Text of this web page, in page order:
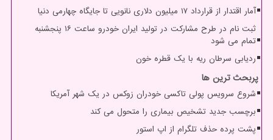
آمار اقتدار از قرارداد ۱۷ میلیون دلاری نانویی تا جایگاه چهارمی دنیا
ثبت نام در طرح مشارکت در تولید ایران خودرو ساعت ۱۶ پنجشنبه
تمام می شود
ردیابی سرطان ریه با یک قطره خون
پربحث ترین ها
شروع سرویس پولی تاکسی خودران زوکس در یک شهر آمریکا
برچسب جدید تشخیص بیماری را متحول می کند
پشت پرده حذف تلگرام از اپ استور